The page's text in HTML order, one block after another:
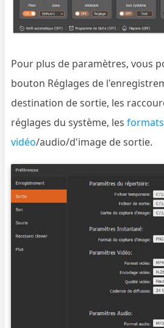
Pour plus de paramètres, vous
bouton Réglages de
destination de sortie, les
réglages du système, lesformats
vidéo/audio/d'image de sortie.